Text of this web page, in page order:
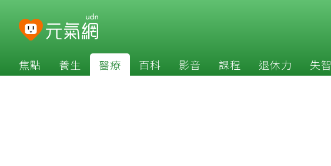
焦點 養生 醫療 百科 影音 課程 退休力 失智